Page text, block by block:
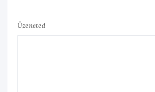
Üzeneted